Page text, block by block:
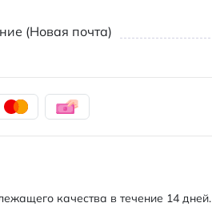
(Новая почта)
качества в течение 14 дней.